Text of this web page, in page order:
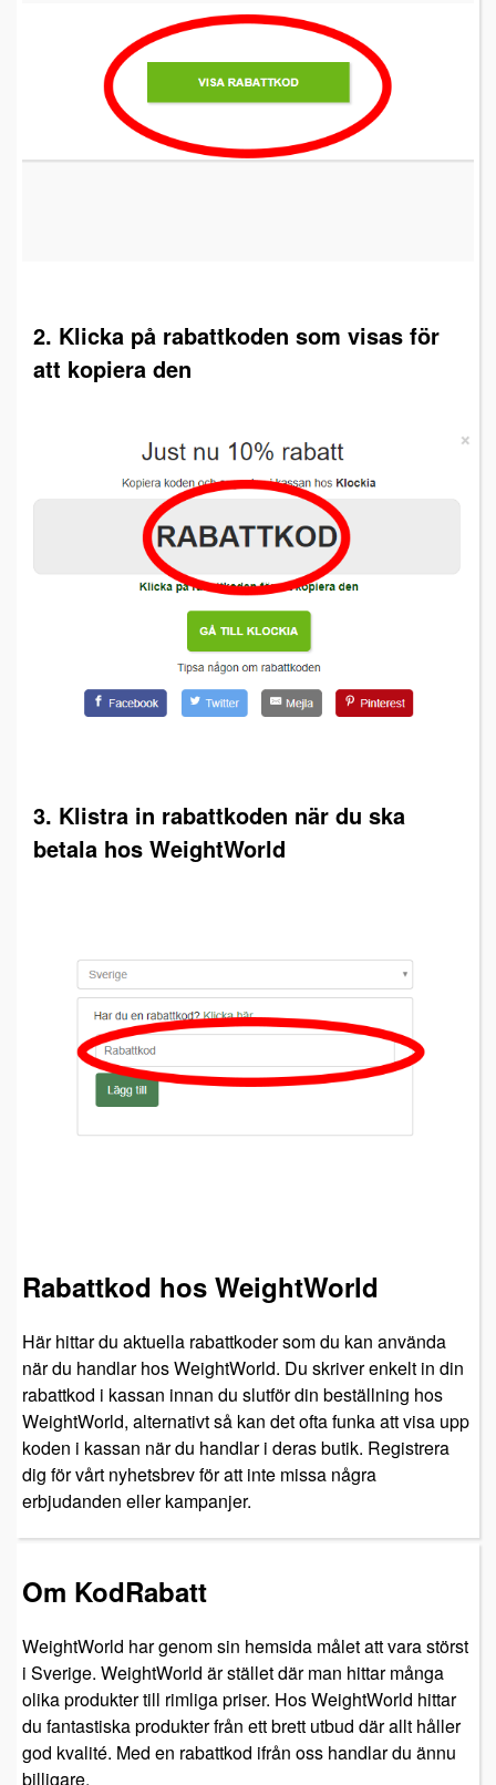
2. Klicka på rabattkoden som visas för
att kopiera den
3. Klistra in rabattkoden när du ska
betala hos WeightWorld
Rabattkod hos WeightWorld
Här hittar du aktuella rabattkoder som du kan använda
när du handlar hos WeightWorld. Du skriver enkelt in din
rabattkod i kassan innan du slutför din beställning hos
WeightWorld, alternativt så kan det ofta funka att visa upp
koden i kassan när du handlar i deras butik. Registrera
dig för vårt nyhetsbrev för att inte missa några
erbjudanden eller kampanjer.
Om KodRabatt
WeightWorld har genom sin hemsida målet att vara störst
i Sverige. WeightWorld är stället där man hittar många
olika produkter till rimliga priser. Hos WeightWorld hittar
du fantastiska produkter från ett brett utbud där allt håller
god kvalité. Med en rabattkod ifrån oss handlar du ännu
billigare.